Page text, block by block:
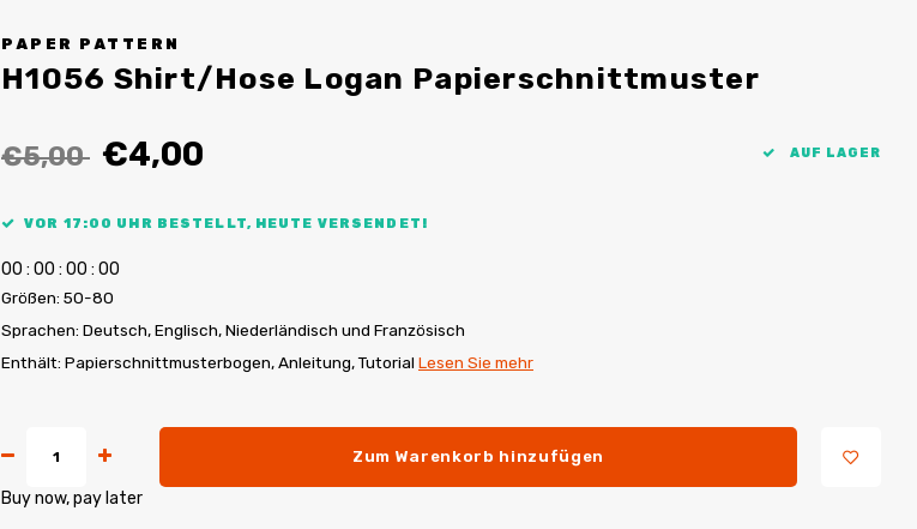
PAPER PATTERN
H1056 Shirt/Hose Logan Papierschnittmuster
€5,00 €4,00 AUF LAGER
VOR 17:00 UHR BESTELLT, HEUTE VERSENDET!
00 : 00 : 00 : 00
Größen: 50-80
Sprachen: Deutsch, Englisch, Niederländisch und Französisch
Enthält: Papierschnittmusterbogen, Anleitung, Tutorial Lesen Sie mehr
Zum Warenkorb hinzufügen
Buy now, pay later